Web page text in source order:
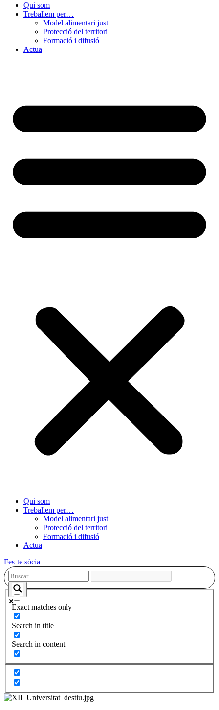
Qui som
Treballem per…
Model alimentari just
Protecció del territori
Formació i difusió
Actua
Qui som
Treballem per…
Model alimentari just
Protecció del territori
Formació i difusió
Actua
Fes-te sòcia
Exact matches only
Search in title
Search in content